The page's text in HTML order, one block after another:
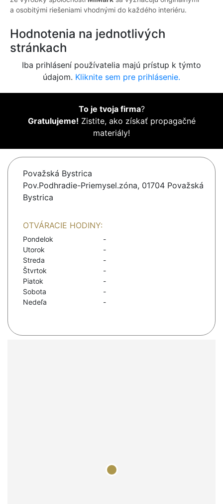
a osobitými riešeniami vhodnými do každého interiéru.
Hodnotenia na jednotlivých
stránkach
Iba prihlásení používatelia majú prístup k týmto
údajom. Kliknite sem pre prihlásenie.
To je tvoja firma?
Gratulujeme! Zistite, ako získať propagačné
materiály!
Považská Bystrica
Pov.Podhradie-Priemysel.zóna, 01704 Považská
Bystrica
OTVÁRACIE HODINY:
Pondelok
-
Utorok
-
Streda
-
Štvrtok
-
Piatok
-
Sobota
-
Nedeľa
-